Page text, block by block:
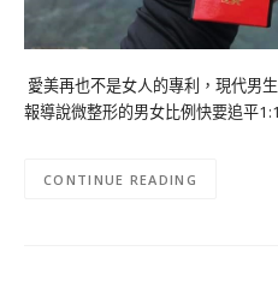
愛美再也不是女人的專利，現代男
報導說微整形的男女比例快要追平
CONTINUE READING